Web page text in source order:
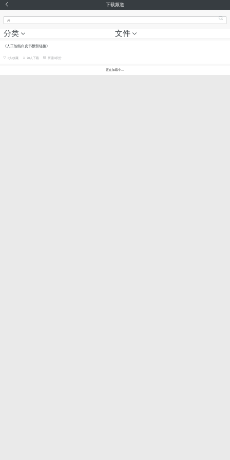
下载频道
分类 文件
《人工智能白皮书预留链接》
0人收藏 70人下载 所需0积分
正在加载中...